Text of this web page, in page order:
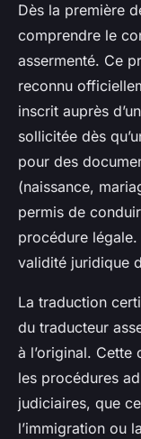
Dès la première
comprendre le
assermenté. Ce
reconnu
inscrit auprès
sollicitée dès
pour des
(naissance,
permis de
procédure
validité juridique
La traduction
du traducteur
à l’original. Cette
les procédures
judiciaires, que
l’immigration ou